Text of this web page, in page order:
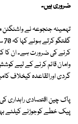
ضروری ہیں۔
تہمینہ جنجوعہ نے
کرنے کی ضرورت ہے۔ ان کا
وامان قائم کرنے کے لیے
گردی اورالقاعدہ کیخلاف
پاک چین اقتصادی راہداری
پیک خطے کوجوڑنے کیلئے